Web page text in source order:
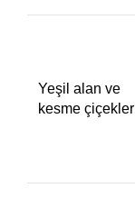
Yeşil alan ve
kesme çiçekler